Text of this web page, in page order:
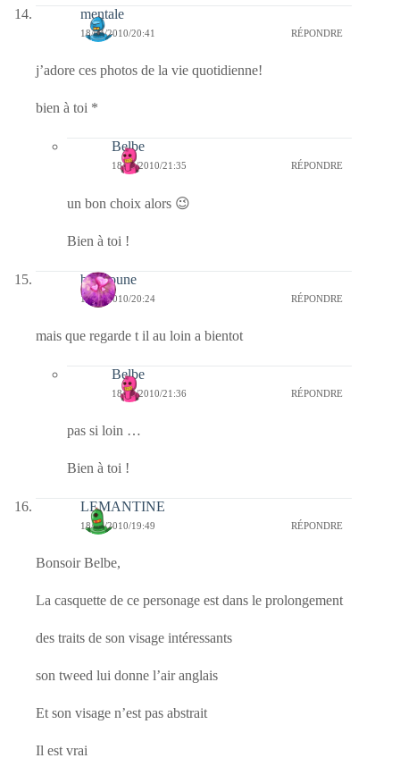
mentale
18/04/2010/20:41 RÉPONDRE
j’adore ces photos de la vie quotidienne!
bien à toi *
Belbe
18/04/2010/21:35 RÉPONDRE
un bon choix alors 😉
Bien à toi !
bouboune
18/04/2010/20:24 RÉPONDRE
mais que regarde t il au loin a bientot
Belbe
18/04/2010/21:36 RÉPONDRE
pas si loin …
Bien à toi !
LEMANTINE
18/04/2010/19:49 RÉPONDRE
Bonsoir Belbe,
La casquette de ce personage est dans le prolongement
des traits de son visage intéressants
son tweed lui donne l’air anglais
Et son visage n’est pas abstrait
Il est vrai